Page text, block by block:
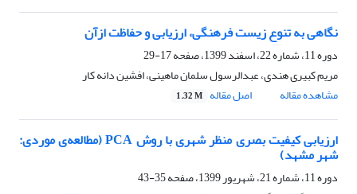
نگاهی به تنوع زیست فرهنگی، ارزیابی و حفاظت ازآن
دوره 11، شماره 22، اسفند 1399، صفحه
17-29
مریم کبیری هندی، عبدالرسول سلمان ماهینی، افشین دانه کار
مشاهده مقاله
اصل مقاله 1.32 M
ارزیابی کیفیت بصری منظر شهری با روش PCA (مطالعه‌‌ی موردی:
شهر مشهد)
دوره 11، شماره 21، شهریور 1399، صفحه
35-43